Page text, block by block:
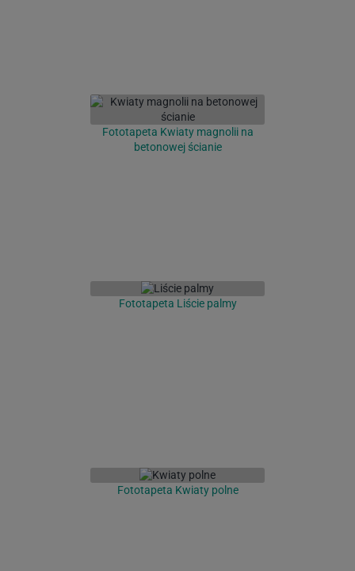
Fototapeta Kwiaty magnolii na
betonowej ścianie
Fototapeta Liście palmy
Fototapeta Kwiaty polne